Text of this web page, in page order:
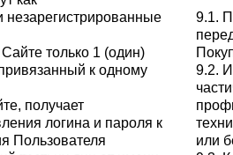
незарегистрированные
только 1 (один)
к одному
получает
логина и пароля к
Пользователя
9.1.
9.2.
или